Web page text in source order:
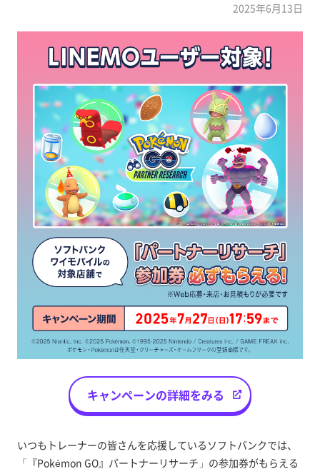
2025年6月13日
キャンペーンの詳細をみる
いつもトレーナーの皆さんを応援しているソフトバンクでは、
「『Pokémon GO』パートナーリサーチ」の参加券がもらえる